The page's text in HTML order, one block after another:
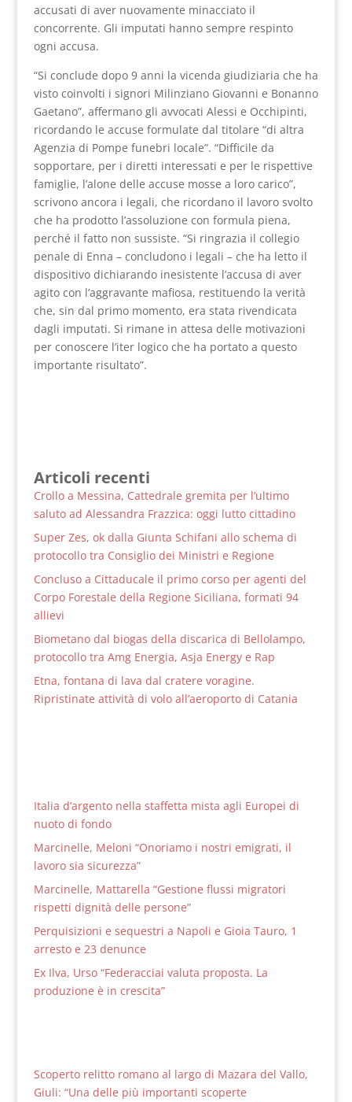
accusati di aver nuovamente minacciato il
concorrente. Gli imputati hanno sempre respinto
ogni accusa.
“Si conclude dopo 9 anni la vicenda giudiziaria che ha
visto coinvolti i signori Milinziano Giovanni e Bonanno
Gaetano”, affermano gli avvocati Alessi e Occhipinti,
ricordando le accuse formulate dal titolare “di altra
Agenzia di Pompe funebri locale”. “Difficile da
sopportare, per i diretti interessati e per le rispettive
famiglie, l’alone delle accuse mosse a loro carico”,
scrivono ancora i legali, che ricordano il lavoro svolto
che ha prodotto l’assoluzione con formula piena,
perché il fatto non sussiste. “Si ringrazia il collegio
penale di Enna – concludono i legali – che ha letto il
dispositivo dichiarando inesistente l’accusa di aver
agito con l’aggravante mafiosa, restituendo la verità
che, sin dal primo momento, era stata rivendicata
dagli imputati. Si rimane in attesa delle motivazioni
per conoscere l’iter logico che ha portato a questo
importante risultato”.
Articoli recenti
Crollo a Messina, Cattedrale gremita per l’ultimo
saluto ad Alessandra Frazzica: oggi lutto cittadino
Super Zes, ok dalla Giunta Schifani allo schema di
protocollo tra Consiglio dei Ministri e Regione
Concluso a Cittaducale il primo corso per agenti del
Corpo Forestale della Regione Siciliana, formati 94
allievi
Biometano dal biogas della discarica di Bellolampo,
protocollo tra Amg Energia, Asja Energy e Rap
Etna, fontana di lava dal cratere voragine.
Ripristinate attività di volo all’aeroporto di Catania
Italia d’argento nella staffetta mista agli Europei di
nuoto di fondo
Marcinelle, Meloni “Onoriamo i nostri emigrati, il
lavoro sia sicurezza”
Marcinelle, Mattarella “Gestione flussi migratori
rispetti dignità delle persone”
Perquisizioni e sequestri a Napoli e Gioia Tauro, 1
arresto e 23 denunce
Ex Ilva, Urso “Federacciai valuta proposta. La
produzione è in crescita”
Scoperto relitto romano al largo di Mazara del Vallo,
Giuli: “Una delle più importanti scoperte